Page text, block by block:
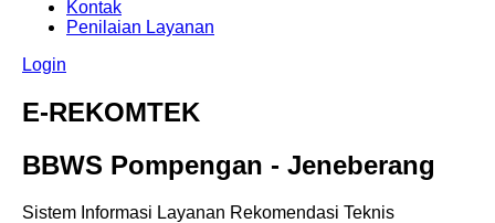
Kontak
Penilaian Layanan
Login
E-REKOMTEK
BBWS Pompengan - Jeneberang
Sistem Informasi Layanan Rekomendasi Teknis